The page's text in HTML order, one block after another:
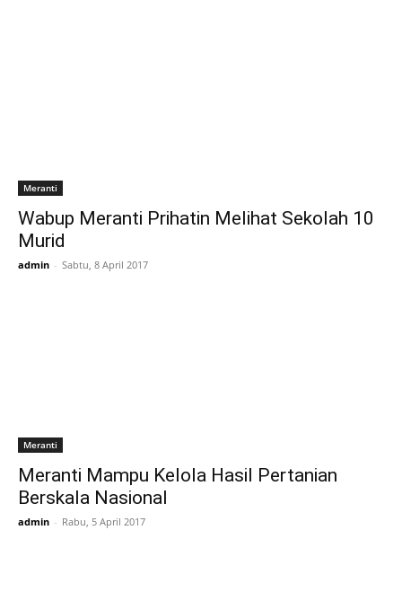
Meranti
Wabup Meranti Prihatin Melihat Sekolah 10
Murid
admin - Sabtu, 8 April 2017
Meranti
Meranti Mampu Kelola Hasil Pertanian
Berskala Nasional
admin - Rabu, 5 April 2017